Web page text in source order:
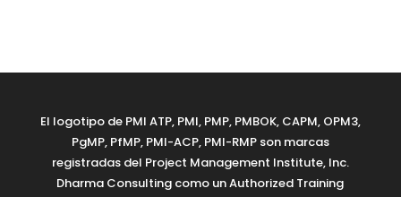
El logotipo de PMI ATP, PMI, PMP, PMBOK, CAPM, OPM3,
PgMP, PfMP, PMI-ACP, PMI-RMP son marcas
registradas del Project Management Institute, Inc.
Dharma Consulting como un Authorized Training